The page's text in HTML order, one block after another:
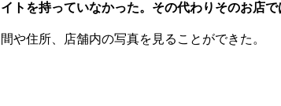
イトを持っていなかった。その代わりそのお店
間や住所、店舗内の写真を見ることができた。